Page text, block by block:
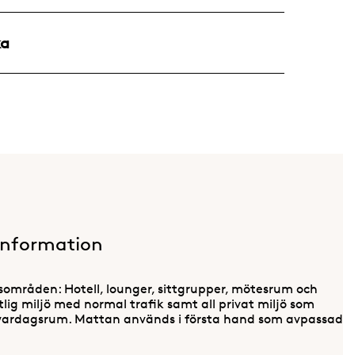
Hotell, lounger, sittgrupper, mötesrum och
miljö med normal trafik samt all privat miljö som
Mattan används i första hand som avpassad